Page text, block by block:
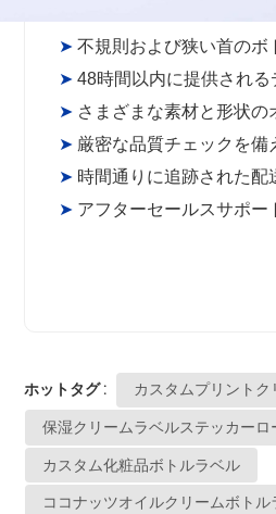
➤ 不規則および狭い首のボ
➤ 48時間以内に提供される
➤ さまざまな素材と形状
➤ 厳密な品質チェックを備
➤ 時間通りに追跡された
➤ アフターセールスサポー
ホットタグ : カスタムプリント
保湿クリームラベルステッカーロ
カスタム化粧品ボトルラベル
ココナッツオイルクリームボトル